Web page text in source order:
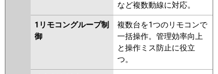
など複数動線に対応。
1リモコングループ制
御
複数台を1つのリモコンで
一括操作。管理効率向上
と操作ミス防止に役立
つ。